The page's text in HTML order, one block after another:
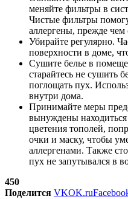
меняйте фильтры в
Чистые фильтры
аллергены, прежде
Убирайте регулярно.
поверхности в доме,
Сушите белье в
старайтесь не сушить
поглощать пух.
внутри дома.
Принимайте меры
вынуждены
цветения тополей,
очки и маску, чтобы
аллергенами. Также
пух не запутывался в
450
Поделится VKOK.ru